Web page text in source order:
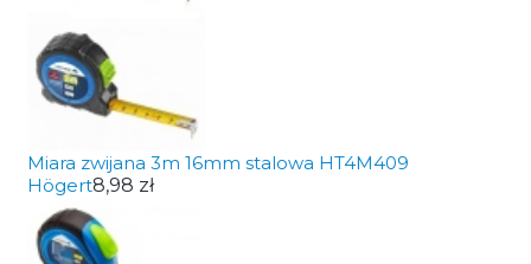
Miara zwijana 3m 16mm stalowa HT4M409
Högert8,98 zł